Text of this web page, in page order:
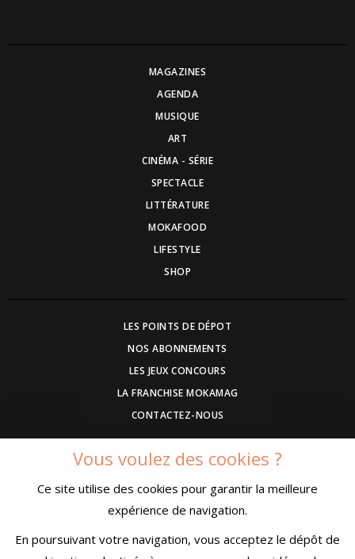
MAGAZINES
AGENDA
MUSIQUE
ART
CINÉMA - SÉRIE
SPECTACLE
LITTÉRATURE
MOKAFOOD
LIFESTYLE
SHOP
LES POINTS DE DÉPOT
NOS ABONNEMENTS
LES JEUX CONCOURS
LA FRANCHISE MOKAMAG
CONTACTEZ-NOUS
DEVENEZ ANNONCEUR
COMMUNIQUEZ UN EVENEMENT
CONDITIONS GÉNÉRALES DE VENTE
MENTIONS LÉGALES
Vous voulez des cookies ?
Ce site utilise des cookies pour garantir la meilleure
expérience de navigation.
En poursuivant votre navigation, vous acceptez le dépôt de